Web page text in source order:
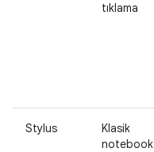
tıklama
Stylus
Klasik
notebook